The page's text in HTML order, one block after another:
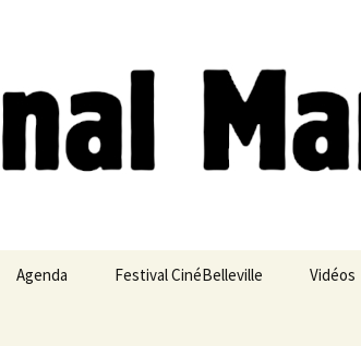
Agenda Festival CinéBelleville Vidéos